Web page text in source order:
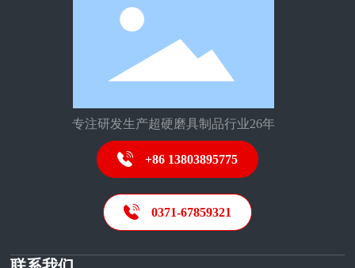
专注研发生产超硬磨具制品行业26年
+86 13803895775
0371-67859321